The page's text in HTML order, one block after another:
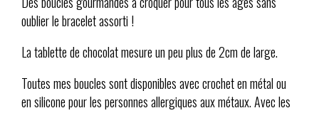
oublier le bracelet assorti !
La tablette de chocolat mesure un peu plus de 2cm de large.
Toutes mes boucles sont disponibles avec crochet en métal ou
en silicone pour les personnes allergiques aux métaux. Avec les